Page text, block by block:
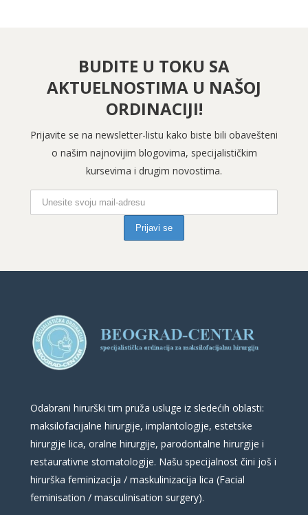
BUDITE U TOKU SA
AKTUELNOSTIMA U NAŠOJ
ORDINACIJI!
Prijavite se na newsletter-listu kako biste bili obavešteni
o našim najnovijim blogovima, specijalističkim
kursevima i drugim novostima.
Odabrani hirurški tim pruža usluge iz sledećih oblasti:
maksilofacijalne hirurgije, implantologije, estetske
hirurgije lica, oralne hirurgije, parodontalne hirurgije i
restaurativne stomatologije. Našu specijalnost čini još i
hirurška feminizacija / maskulinizacija lica (Facial
feminisation / masculinisation surgery).